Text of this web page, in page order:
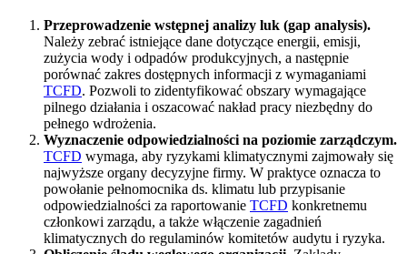
Przeprowadzenie wstępnej analizy luk (gap analysis).
Należy zebrać istniejące dane dotyczące energii, emisji,
zużycia wody i odpadów produkcyjnych, a następnie
porównać zakres dostępnych informacji z wymaganiami
TCFD. Pozwoli to zidentyfikować obszary wymagające
pilnego działania i oszacować nakład pracy niezbędny do
pełnego wdrożenia.
Wyznaczenie odpowiedzialności na poziomie zarządczym.
TCFD wymaga, aby ryzykami klimatycznymi zajmowały się
najwyższe organy decyzyjne firmy. W praktyce oznacza to
powołanie pełnomocnika ds. klimatu lub przypisanie
odpowiedzialności za raportowanie TCFD konkretnemu
członkowi zarządu, a także włączenie zagadnień
klimatycznych do regulaminów komitetów audytu i ryzyka.